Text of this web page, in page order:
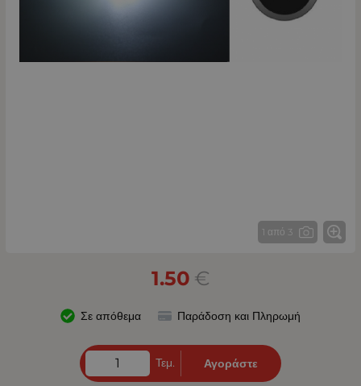
1 από 3
1.50 €
Σε απόθεμα Παράδοση και Πληρωμή
Τεμ. Αγοράστε